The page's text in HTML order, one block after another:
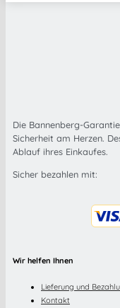
Die Bannenberg-
Sicherheit am Herzen.
Ablauf ihres Einkaufes.
Sicher bezahlen mit:
Wir helfen Ihnen
Lieferung und
Kontakt